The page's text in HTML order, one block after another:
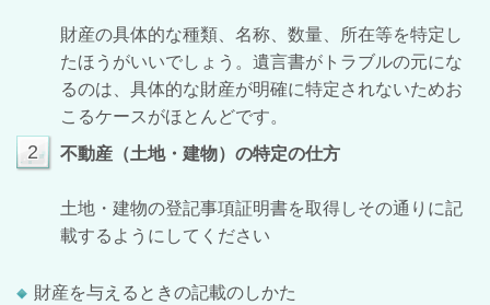
財産の具体的な種類、名称、数量、所在等を特定し
たほうがいいでしょう。遺言書がトラブルの元にな
るのは、具体的な財産が明確に特定されないためお
こるケースがほとんどです。
2 不動産（土地・建物）の特定の仕方
土地・建物の登記事項証明書を取得しその通りに記
載するようにしてください
財産を与えるときの記載のしかた